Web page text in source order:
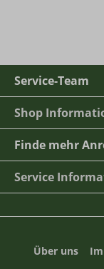
Service-Team
Shop
Finde mehr
Service
Über uns